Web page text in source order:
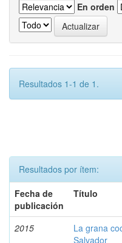
En orden
Resultados 1-1 de 1.
Resultados por ítem:
Fecha de
publicación
Título
2015
La grana
Salvador